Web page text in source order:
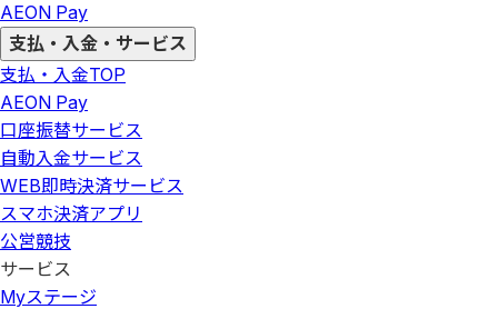
AEON Pay
支払・入金・サービス
支払・入金TOP
AEON Pay
口座振替サービス
自動入金サービス
WEB即時決済サービス
スマホ決済アプリ
公営競技
サービス
Myステージ